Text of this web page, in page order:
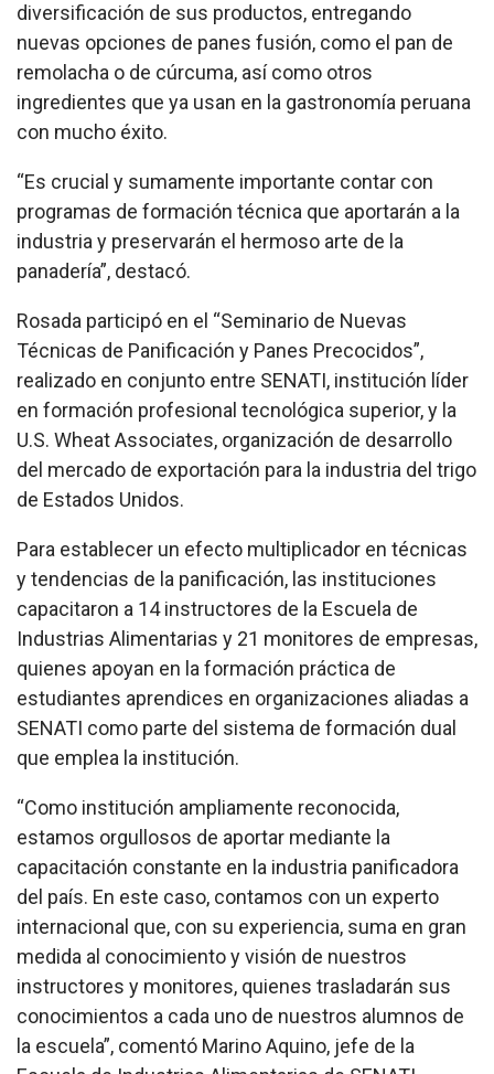
diversificación de sus productos, entregando
nuevas opciones de panes fusión, como el pan de
remolacha o de cúrcuma, así como otros
ingredientes que ya usan en la gastronomía peruana
con mucho éxito.
“Es crucial y sumamente importante contar con
programas de formación técnica que aportarán a la
industria y preservarán el hermoso arte de la
panadería”, destacó.
Rosada participó en el “Seminario de Nuevas
Técnicas de Panificación y Panes Precocidos”,
realizado en conjunto entre SENATI, institución líder
en formación profesional tecnológica superior, y la
U.S. Wheat Associates, organización de desarrollo
del mercado de exportación para la industria del trigo
de Estados Unidos.
Para establecer un efecto multiplicador en técnicas
y tendencias de la panificación, las instituciones
capacitaron a 14 instructores de la Escuela de
Industrias Alimentarias y 21 monitores de empresas,
quienes apoyan en la formación práctica de
estudiantes aprendices en organizaciones aliadas a
SENATI como parte del sistema de formación dual
que emplea la institución.
“Como institución ampliamente reconocida,
estamos orgullosos de aportar mediante la
capacitación constante en la industria panificadora
del país. En este caso, contamos con un experto
internacional que, con su experiencia, suma en gran
medida al conocimiento y visión de nuestros
instructores y monitores, quienes trasladarán sus
conocimientos a cada uno de nuestros alumnos de
la escuela”, comentó Marino Aquino, jefe de la